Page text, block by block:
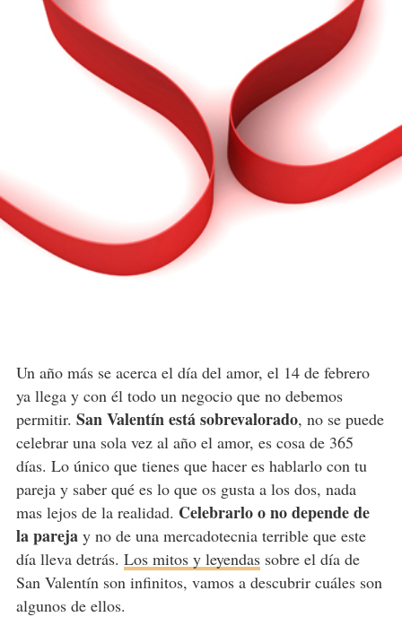
Un año más se acerca el día del amor, el 14 de febrero
ya llega y con él todo un negocio que no debemos
permitir. San Valentín está sobrevalorado, no se puede
celebrar una sola vez al año el amor, es cosa de 365
días. Lo único que tienes que hacer es hablarlo con tu
pareja y saber qué es lo que os gusta a los dos, nada
mas lejos de la realidad. Celebrarlo o no depende de
la parejay no de una mercadotecnia terrible que este
día lleva detrás. Los mitos y leyendassobre el día de
San Valentín son infinitos, vamos a descubrir cuáles son
algunos de ellos.